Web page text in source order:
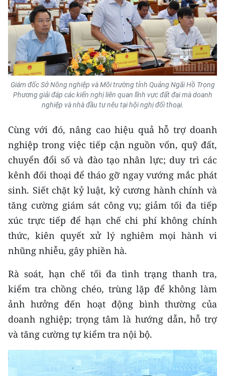
Giám đốc Sở Nông nghiệp và Môi trường tỉnh Quảng Ngãi Hồ Trọng
Phương giải đáp các kiến nghị liên quan lĩnh vực đất đai mà doanh
nghiệp và nhà đầu tư nêu tại hội nghị đối thoại.
Cùng với đó, nâng cao hiệu quả hỗ trợ doanh
nghiệp trong việc tiếp cận nguồn vốn, quỹ đất,
chuyển đổi số và đào tạo nhân lực; duy trì các
kênh đối thoại để tháo gỡ ngay vướng mắc phát
sinh. Siết chặt kỷ luật, kỷ cương hành chính và
tăng cường giám sát công vụ; giảm tối đa tiếp
xúc trực tiếp để hạn chế chi phí không chính
thức, kiên quyết xử lý nghiêm mọi hành vi
nhũng nhiễu, gây phiền hà.
Rà soát, hạn chế tối đa tình trạng thanh tra,
kiểm tra chồng chéo, trùng lặp để không làm
ảnh hưởng đến hoạt động bình thường của
doanh nghiệp; trọng tâm là hướng dẫn, hỗ trợ
và tăng cường tự kiểm tra nội bộ.